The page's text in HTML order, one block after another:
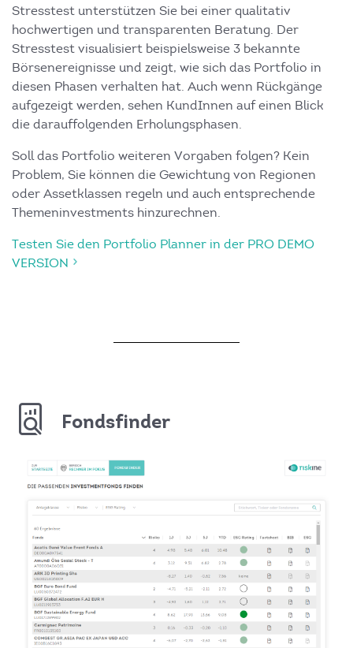
Stresstest unterstützen Sie bei einer qualitativ
hochwertigen und transparenten Beratung. Der
Stresstest visualisiert beispielsweise 3 bekannte
Börsenereignisse und zeigt, wie sich das Portfolio in
diesen Phasen verhalten hat. Auch wenn Rückgänge
aufgezeigt werden, sehen KundInnen auf einen Blick
die darauffolgenden Erholungsphasen.
Soll das Portfolio weiteren Vorgaben folgen? Kein
Problem, Sie können die Gewichtung von Regionen
oder Assetklassen regeln und auch entsprechende
Themeninvestments hinzurechnen.
Testen Sie den Portfolio Planner in der PRO DEMO
VERSION
Fondsfinder